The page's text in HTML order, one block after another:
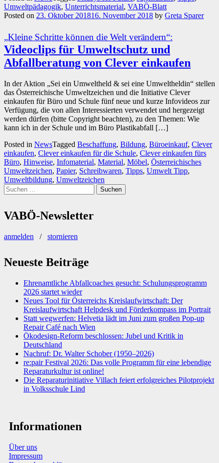
Umweltpädagogik, Unterrichtsmaterial, VABÖ-Blatt
Posted on 23. Oktober 201816. November 2018 by Greta Sparer
„Kleine Schritte können die Welt verändern“:
Videoclips für Umweltschutz und
Abfallberatung von Clever einkaufen
In der Aktion „Sei ein Umweltheld & sei eine Umweltheldin“ stellen
das Österreichische Umweltzeichen und die Initiative Clever
einkaufen für Büro und Schule fünf neue und kurze Infovideos zur
Verfügung, die von allen Interessierten verwendet und hergezeigt
werden dürfen (bitte Copyright beachten), zu den Themen: Wie
kann ich in der Schule und im Büro Plastikabfall […]
Posted in NewsTagged Beschaffung, Bildung, Büroeinkauf, Clever
einkaufen, Clever einkaufen für die Schule, Clever einkaufen fürs
Büro, Hinweise, Infomaterial, Material, Möbel, Österreichisches
Umweltzeichen, Papier, Schreibwaren, Tipps, Umwelt Tipp,
Umweltbildung, Umweltzeichen
Suchen
nach:
VABÖ-Newsletter
anmelden / stornieren
Neueste Beiträge
Ehrenamtliche Abfallcoaches gesucht: Schulungsprogramm
2026 startet wieder
Neues Tool für Österreichs Kreislaufwirtschaft: Der
Kreislaufwirtschaft Helpdesk und Förderkompass im Portrait
Statt wegwerfen: Helvetia lädt im Juni zum großen Pop-up
Repair Café nach Wien
Ökodesign-Reform beschlossen: Jubel und Kritik in
Deutschland
Nachruf: Dr. Walter Schober (1950–2026)
re:pair Festival 2026: Das volle Programm für eine lebendige
Reparaturkultur ist online!
Die Reparaturinitiative Villach feiert erfolgreiches Pilotprojekt
in Volksschule Lind
Informationen
Über uns
Impressum